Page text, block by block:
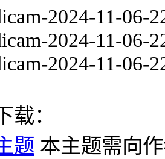
载：
题 本主题需向